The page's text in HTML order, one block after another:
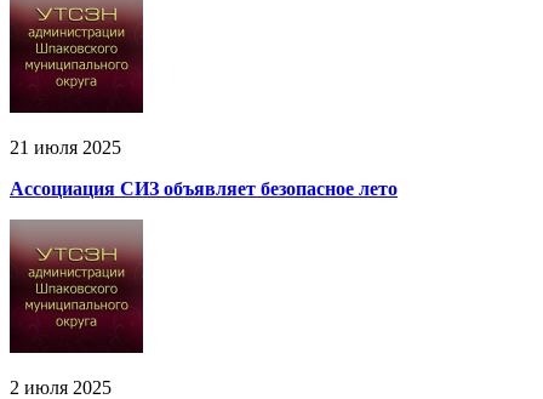
21 июля 2025
Ассоциация СИЗ объявляет безопасное лето
2 июля 2025